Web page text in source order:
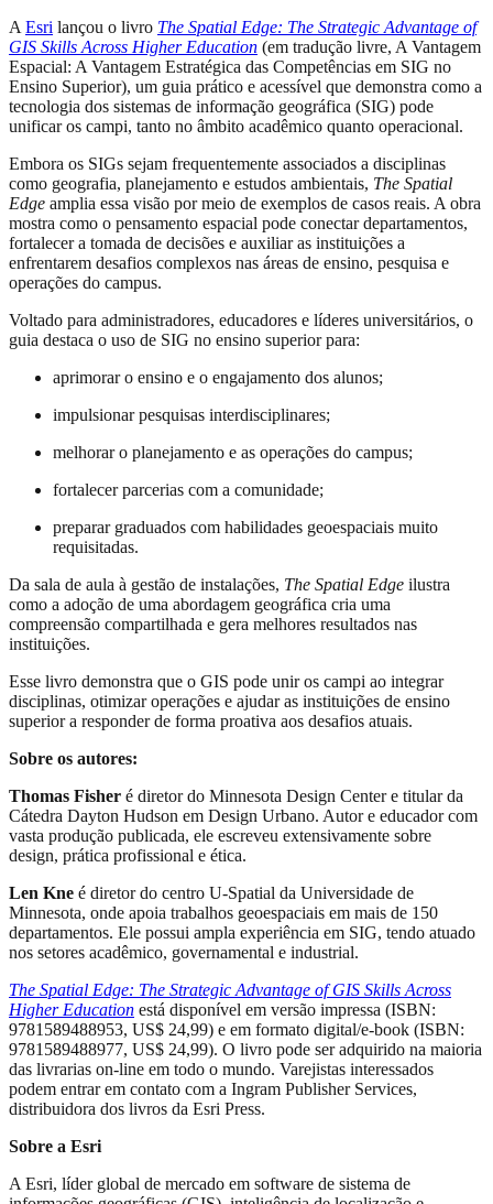
A Esri lançou o livro The Spatial Edge: The Strategic Advantage of
GIS Skills Across Higher Education (em tradução livre, A Vantagem
Espacial: A Vantagem Estratégica das Competências em SIG no
Ensino Superior), um guia prático e acessível que demonstra como a
tecnologia dos sistemas de informação geográfica (SIG) pode
unificar os campi, tanto no âmbito acadêmico quanto operacional.
Embora os SIGs sejam frequentemente associados a disciplinas
como geografia, planejamento e estudos ambientais, The Spatial
Edge amplia essa visão por meio de exemplos de casos reais. A obra
mostra como o pensamento espacial pode conectar departamentos,
fortalecer a tomada de decisões e auxiliar as instituições a
enfrentarem desafios complexos nas áreas de ensino, pesquisa e
operações do campus.
Voltado para administradores, educadores e líderes universitários, o
guia destaca o uso de SIG no ensino superior para:
aprimorar o ensino e o engajamento dos alunos;
impulsionar pesquisas interdisciplinares;
melhorar o planejamento e as operações do campus;
fortalecer parcerias com a comunidade;
preparar graduados com habilidades geoespaciais muito
requisitadas.
Da sala de aula à gestão de instalações, The Spatial Edge ilustra
como a adoção de uma abordagem geográfica cria uma
compreensão compartilhada e gera melhores resultados nas
instituições.
Esse livro demonstra que o GIS pode unir os campi ao integrar
disciplinas, otimizar operações e ajudar as instituições de ensino
superior a responder de forma proativa aos desafios atuais.
Sobre os autores:
Thomas Fisher é diretor do Minnesota Design Center e titular da
Cátedra Dayton Hudson em Design Urbano. Autor e educador com
vasta produção publicada, ele escreveu extensivamente sobre
design, prática profissional e ética.
Len Kne é diretor do centro U-Spatial da Universidade de
Minnesota, onde apoia trabalhos geoespaciais em mais de 150
departamentos. Ele possui ampla experiência em SIG, tendo atuado
nos setores acadêmico, governamental e industrial.
The Spatial Edge: The Strategic Advantage of GIS Skills Across
Higher Education está disponível em versão impressa (ISBN:
9781589488953, US$ 24,99) e em formato digital/e-book (ISBN:
9781589488977, US$ 24,99). O livro pode ser adquirido na maioria
das livrarias on-line em todo o mundo. Varejistas interessados
podem entrar em contato com a Ingram Publisher Services,
distribuidora dos livros da Esri Press.
Sobre a Esri
A Esri, líder global de mercado em software de sistema de